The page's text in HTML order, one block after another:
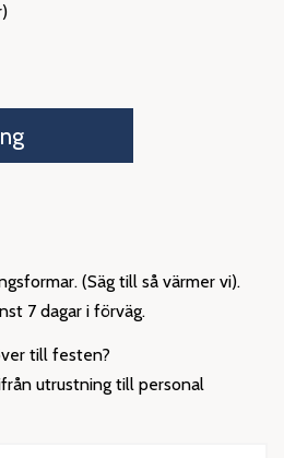
(Säg till så värmer vi).
7 dagar i förväg.
till festen?
utrustning till personal